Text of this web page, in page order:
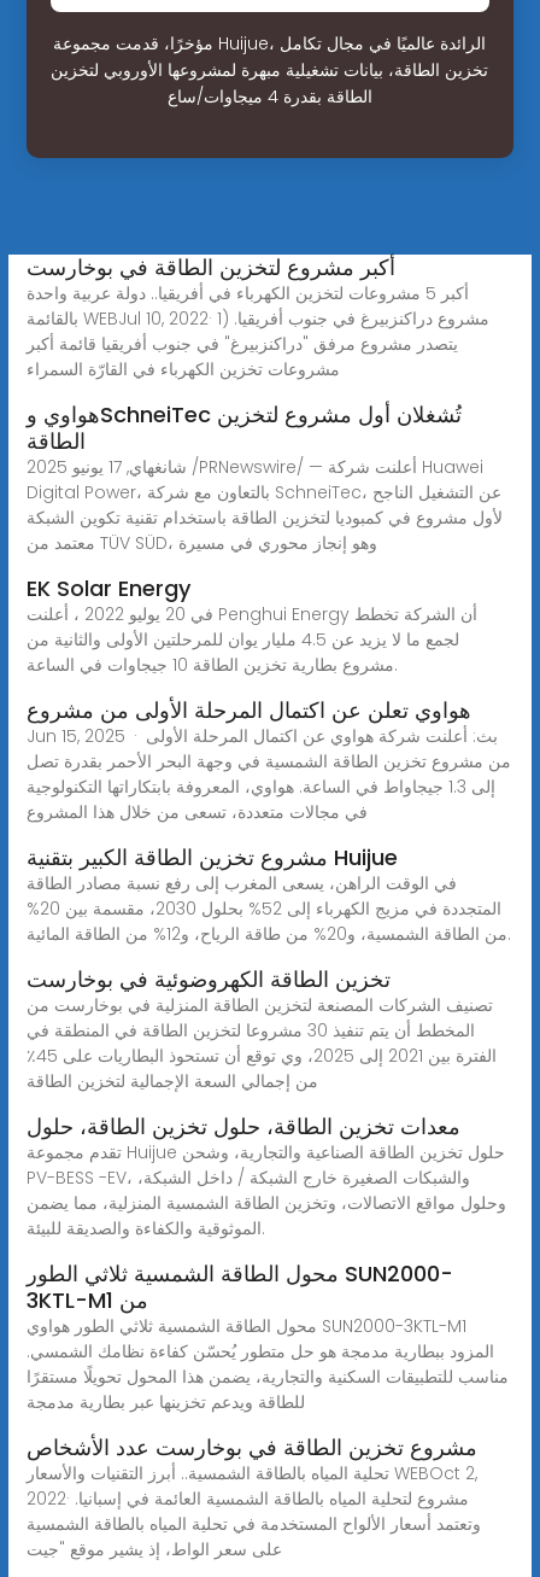
مؤخرًا، قدمت مجموعة Huijue، الرائدة عالميًا في مجال تكامل
تخزين الطاقة، بيانات تشغيلية مبهرة لمشروعها الأوروبي لتخزين
الطاقة بقدرة 4 ميجاوات/ساع
أكبر مشروع لتخزين الطاقة في بوخارست
أكبر 5 مشروعات لتخزين الكهرباء في أفريقيا.. دولة عربية واحدة
بالقائمة WEBJul 10, 2022· 1) مشروع دراكنزبيرغ في جنوب أفريقيا.
يتصدر مشروع مرفق "دراكنزبيرغ" في جنوب أفريقيا قائمة أكبر
مشروعات تخزين الكهرباء في القارّة السمراء
هواوي وSchneiTec تُشغلان أول مشروع لتخزين
الطاقة
شانغهاي, 17 يونيو 2025 /PRNewswire/ — أعلنت شركة Huawei
Digital Power، بالتعاون مع شركة SchneiTec، عن التشغيل الناجح
لأول مشروع في كمبوديا لتخزين الطاقة باستخدام تقنية تكوين الشبكة
معتمد من TÜV SÜD، وهو إنجاز محوري في مسيرة
EK Solar Energy
في 20 يوليو 2022 ، أعلنت Penghui Energy أن الشركة تخطط
لجمع ما لا يزيد عن 4.5 مليار يوان للمرحلتين الأولى والثانية من
مشروع بطارية تخزين الطاقة 10 جيجاوات في الساعة.
هواوي تعلن عن اكتمال المرحلة الأولى من مشروع
Jun 15, 2025 · بث: أعلنت شركة هواوي عن اكتمال المرحلة الأولى
من مشروع تخزين الطاقة الشمسية في وجهة البحر الأحمر بقدرة تصل
إلى 1.3 جيجاواط في الساعة. هواوي، المعروفة بابتكاراتها التكنولوجية
في مجالات متعددة، تسعى من خلال هذا المشروع
مشروع تخزين الطاقة الكبير بتقنية Huijue
في الوقت الراهن، يسعى المغرب إلى رفع نسبة مصادر الطاقة
المتجددة في مزيج الكهرباء إلى 52% بحلول 2030، مقسمة بين 20%
من الطاقة الشمسية، و20% من طاقة الرياح، و12% من الطاقة المائية.
تخزين الطاقة الكهروضوئية في بوخارست
تصنيف الشركات المصنعة لتخزين الطاقة المنزلية في بوخارست من
المخطط أن يتم تنفيذ 30 مشروعا لتخزين الطاقة في المنطقة في
الفترة بين 2021 إلى 2025، وي توقع أن تستحوذ البطاريات على 45٪
من إجمالي السعة الإجمالية لتخزين الطاقة
معدات تخزين الطاقة، حلول تخزين الطاقة، حلول
تقدم مجموعة Huijue حلول تخزين الطاقة الصناعية والتجارية، وشحن
PV-BESS -EV، والشبكات الصغيرة خارج الشبكة / داخل الشبكة،
وحلول مواقع الاتصالات، وتخزين الطاقة الشمسية المنزلية، مما يضمن
الموثوقية والكفاءة والصديقة للبيئة.
محول الطاقة الشمسية ثلاثي الطور SUN2000-
3KTL-M1 من
محول الطاقة الشمسية ثلاثي الطور هواوي SUN2000-3KTL-M1
المزود ببطارية مدمجة هو حل متطور يُحسّن كفاءة نظامك الشمسي.
مناسب للتطبيقات السكنية والتجارية، يضمن هذا المحول تحويلًا مستقرًا
للطاقة ويدعم تخزينها عبر بطارية مدمجة
مشروع تخزين الطاقة في بوخارست عدد الأشخاص
تحلية المياه بالطاقة الشمسية.. أبرز التقنيات والأسعار WEBOct 2,
2022· مشروع لتحلية المياه بالطاقة الشمسية العائمة في إسبانيا.
وتعتمد أسعار الألواح المستخدمة في تحلية المياه بالطاقة الشمسية
على سعر الواط، إذ يشير موقع "جيت